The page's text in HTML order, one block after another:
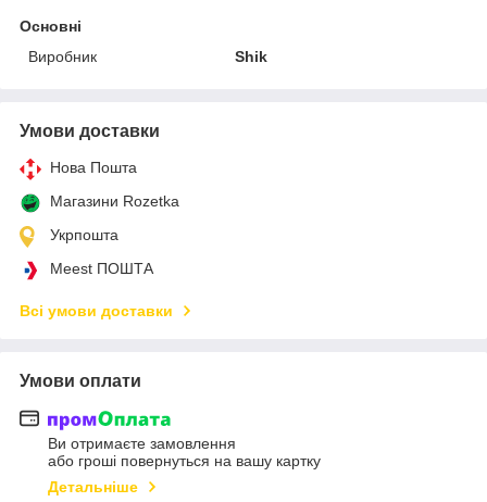
Основні
Виробник
Shik
Умови доставки
Нова Пошта
Магазини Rozetka
Укрпошта
Meest ПОШТА
Всі умови доставки
Умови оплати
Ви отримаєте замовлення
або гроші повернуться на вашу картку
Детальніше